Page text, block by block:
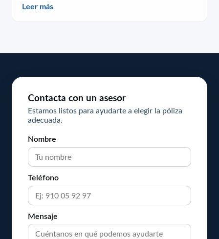
Leer más
Contacta con un asesor
Estamos listos para ayudarte a elegir la póliza
adecuada.
Nombre
Teléfono
Mensaje